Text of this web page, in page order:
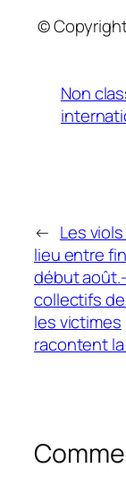
©
Non
← Les
lieu entre
début
collectifs
les victimes
racontent